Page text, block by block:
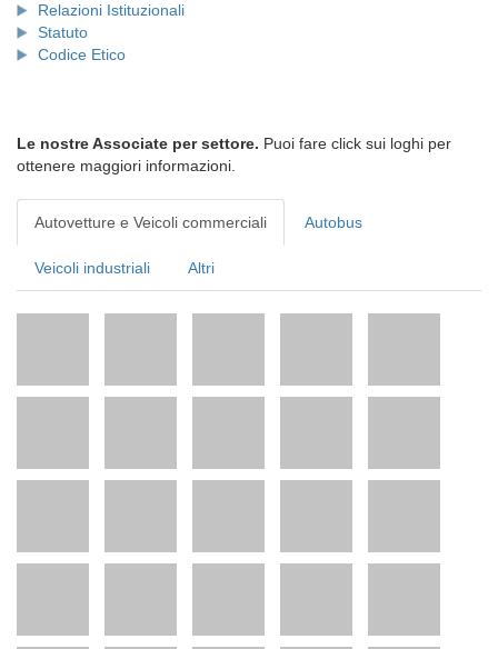
Relazioni Istituzionali
Statuto
Codice Etico
Le nostre Associate per settore. Puoi fare click sui loghi per
ottenere maggiori informazioni.
Autovetture e Veicoli commerciali Autobus
Veicoli industriali Altri